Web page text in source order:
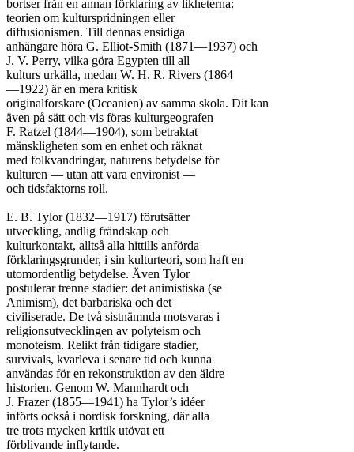
bortser från en annan förklaring av likheterna:
teorien om kulturspridningen eller
diffusionismen. Till dennas ensidiga
anhängare höra G. Elliot-Smith (1871—1937) och
J. V. Perry, vilka göra Egypten till all
kulturs urkälla, medan W. H. R. Rivers (1864
—1922) är en mera kritisk
originalforskare (Oceanien) av samma skola. Dit kan
även på sätt och vis föras kulturgeografen
F. Ratzel (1844—1904), som betraktat
mänskligheten som en enhet och räknat
med folkvandringar, naturens betydelse för
kulturen — utan att vara environist —
och tidsfaktorns roll.
E. B. Tylor (1832—1917) förutsätter
utveckling, andlig frändskap och
kulturkontakt, alltså alla hittills anförda
förklaringsgrunder, i sin kulturteori, som haft en
utomordentlig betydelse. Även Tylor
postulerar trenne stadier: det animistiska (se
Animism), det barbariska och det
civiliserade. De två sistnämnda motsvaras i
religionsutvecklingen av polyteism och
monoteism. Relikt från tidigare stadier,
survivals, kvarleva i senare tid och kunna
användas för en rekonstruktion av den äldre
historien. Genom W. Mannhardt och
J. Frazer (1855—1941) ha Tylor’s idéer
införts också i nordisk forskning, där alla
tre trots mycken kritik utövat ett
förblivande inflytande.